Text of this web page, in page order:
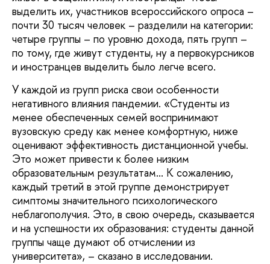
выделить их, участников всероссийского опроса –
почти 30 тысяч человек – разделили на категории:
четыре группы – по уровню дохода, пять групп –
по тому, где живут студенты, ну а первокурсников
и иностранцев выделить было легче всего.
У каждой из групп риска свои особенности
негативного влияния пандемии. «Студенты из
менее обеспеченных семей воспринимают
вузовскую среду как менее комфортную, ниже
оценивают эффективность дистанционной учебы.
Это может привести к более низким
образовательным результатам... К сожалению,
каждый третий в этой группе демонстрирует
симптомы значительного психологического
неблагополучия. Это, в свою очередь, сказывается
и на успешности их образования: студенты данной
группы чаще думают об отчислении из
университета», – сказано в исследовании.